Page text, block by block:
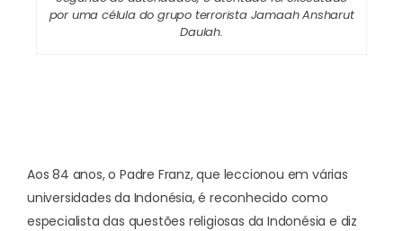
por uma célula do grupo terrorista Jamaah Ansharut
Daulah.
Aos 84 anos, o Padre Franz, que leccionou em várias
universidades da Indonésia, é reconhecido como
especialista das questões religiosas da Indonésia e diz